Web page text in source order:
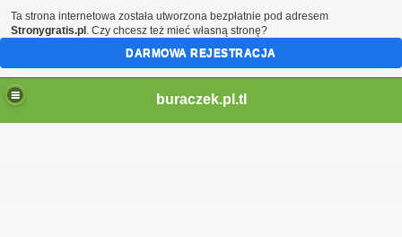
buraczek.pl.tl
Ta strona internetowa została utworzona bezpłatnie pod adresem
Stronygratis.pl . Czy chcesz też mieć własną stronę?
DARMOWA REJESTRACJA